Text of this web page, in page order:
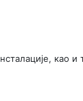
као